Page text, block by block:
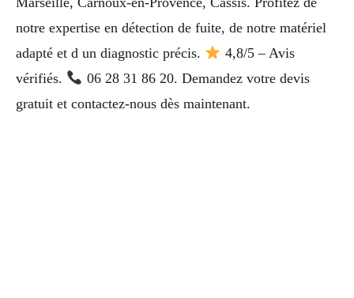
notre expertise en détection de fuite, de notre matériel
adapté et d un diagnostic précis.
4,8/5 – Avis
vérifiés.
06 28 31 86 20. Demandez votre devis
gratuit et contactez-nous dès maintenant.